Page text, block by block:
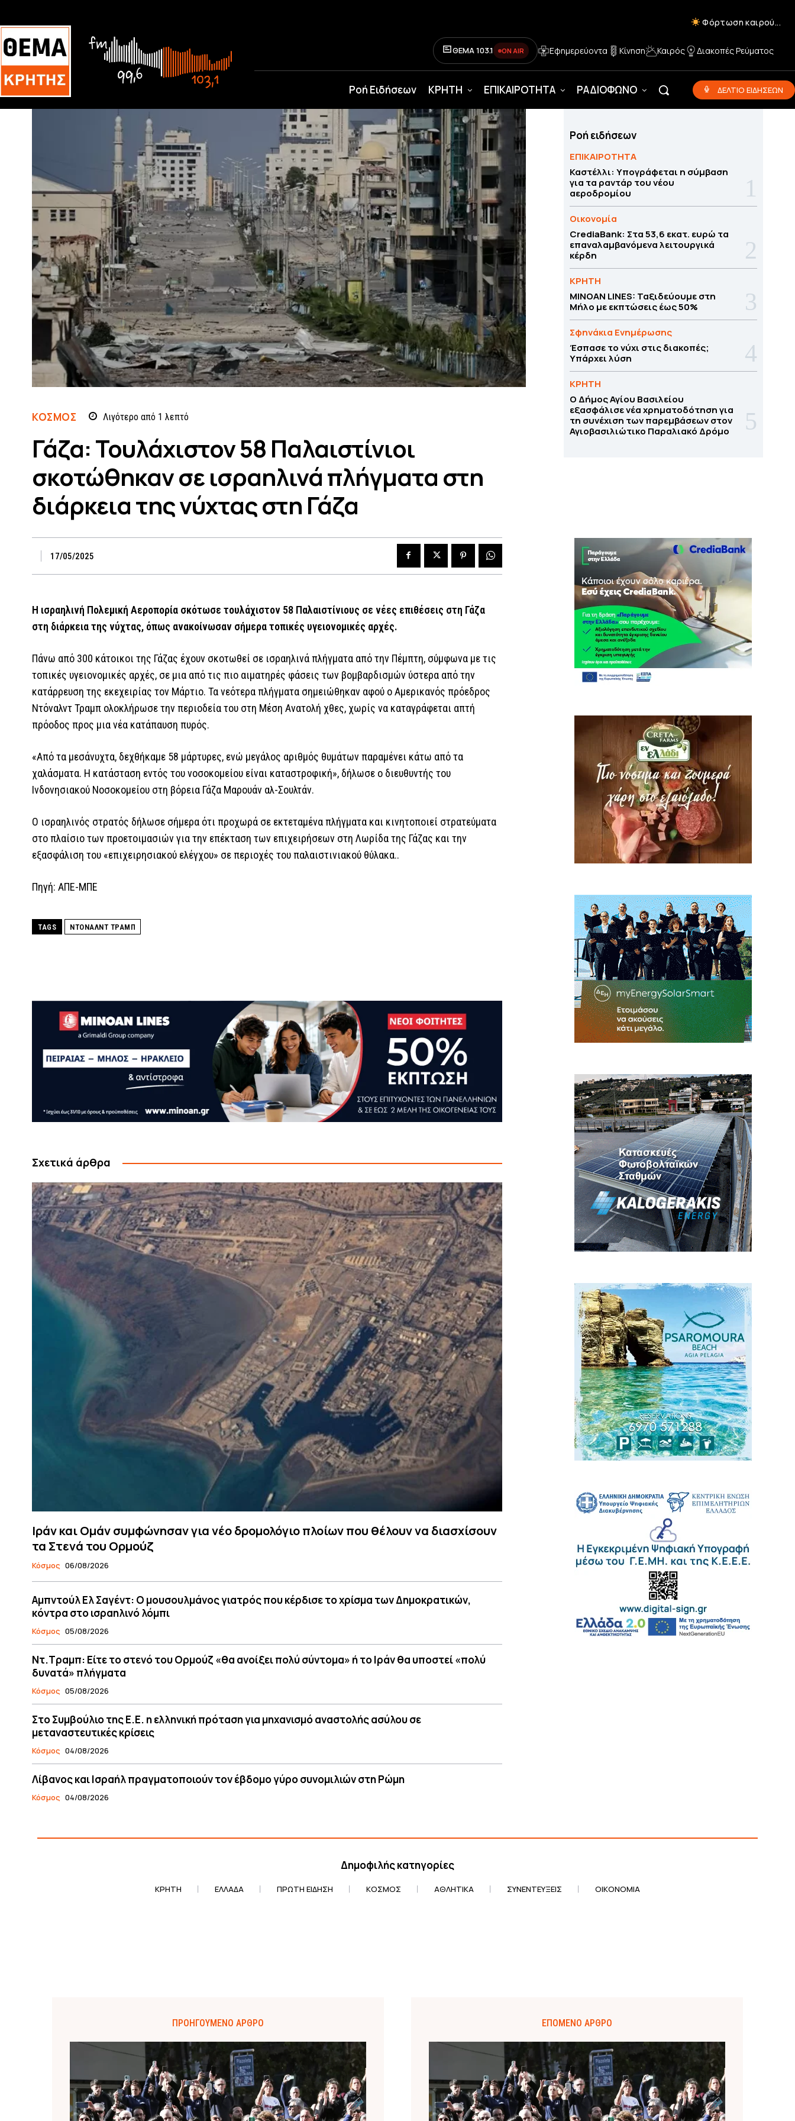
Φόρτωση καιρού...
ΘΕΜΑ 103.1 ON AIR Εφημερεύοντα Κίνηση Καιρός Διακοπές Ρεύματος
Ροή Ειδήσεων ΚΡΗΤΗ ΕΠΙΚΑΙΡΟΤΗΤΑ ΡΑΔΙΟΦΩΝΟ ΔΕΛΤΙΟ ΕΙΔΗΣΕΩΝ
ΚΌΣΜΟΣ Λιγότερο από 1 λεπτό
Γάζα: Τουλάχιστον 58 Παλαιστίνιοι
σκοτώθηκαν σε ισραηλινά πλήγματα στη
διάρκεια της νύχτας στη Γάζα
17/05/2025
Η ισραηλινή Πολεμική Αεροπορία σκότωσε τουλάχιστον 58 Παλαιστίνιους σε νέες επιθέσεις στη Γάζα
στη διάρκεια της νύχτας, όπως ανακοίνωσαν σήμερα τοπικές υγειονομικές αρχές.
Πάνω από 300 κάτοικοι της Γάζας έχουν σκοτωθεί σε ισραηλινά πλήγματα από την Πέμπτη, σύμφωνα με τις
τοπικές υγειονομικές αρχές, σε μια από τις πιο αιματηρές φάσεις των βομβαρδισμών ύστερα από την
κατάρρευση της εκεχειρίας τον Μάρτιο. Τα νεότερα πλήγματα σημειώθηκαν αφού ο Αμερικανός πρόεδρος
Ντόναλντ Τραμπ ολοκλήρωσε την περιοδεία του στη Μέση Ανατολή χθες, χωρίς να καταγράφεται απτή
πρόοδος προς μια νέα κατάπαυση πυρός.
«Από τα μεσάνυχτα, δεχθήκαμε 58 μάρτυρες, ενώ μεγάλος αριθμός θυμάτων παραμένει κάτω από τα
χαλάσματα. Η κατάσταση εντός του νοσοκομείου είναι καταστροφική», δήλωσε ο διευθυντής του
Ινδονησιακού Νοσοκομείου στη βόρεια Γάζα Μαρουάν αλ-Σουλτάν.
Ο ισραηλινός στρατός δήλωσε σήμερα ότι προχωρά σε εκτεταμένα πλήγματα και κινητοποιεί στρατεύματα
στο πλαίσιο των προετοιμασιών για την επέκταση των επιχειρήσεων στη Λωρίδα της Γάζας και την
εξασφάλιση του «επιχειρησιακού ελέγχου» σε περιοχές του παλαιστινιακού θύλακα..
Πηγή: ΑΠΕ-ΜΠΕ
TAGS ΝΤΟΝΑΛΝΤ ΤΡΑΜΠ
Σχετικά άρθρα
Ιράν και Ομάν συμφώνησαν για νέο δρομολόγιο πλοίων που θέλουν να διασχίσουν
τα Στενά του Ορμούζ
Κόσμος 06/08/2026
Αμπντούλ Ελ Σαγέντ: Ο μουσουλμάνος γιατρός που κέρδισε το χρίσμα των Δημοκρατικών,
κόντρα στο ισραηλινό λόμπι
Κόσμος 05/08/2026
Ντ.Τραμπ: Είτε το στενό του Ορμούζ «θα ανοίξει πολύ σύντομα» ή το Ιράν θα υποστεί «πολύ
δυνατά» πλήγματα
Κόσμος 05/08/2026
Στο Συμβούλιο της Ε.Ε. η ελληνική πρόταση για μηχανισμό αναστολής ασύλου σε
μεταναστευτικές κρίσεις
Κόσμος 04/08/2026
Λίβανος και Ισραήλ πραγματοποιούν τον έβδομο γύρο συνομιλιών στη Ρώμη
Κόσμος 04/08/2026
Ροή ειδήσεων
ΕΠΙΚΑΙΡΟΤΗΤΑ
Καστέλλι: Υπογράφεται η σύμβαση
για τα ραντάρ του νέου
αεροδρομίου
Οικονομία
CrediaBank: Στα 53,6 εκατ. ευρώ τα
επαναλαμβανόμενα λειτουργικά
κέρδη
ΚΡΗΤΗ
MINOAN LINES: Ταξιδεύουμε στη
Μήλο με εκπτώσεις έως 50%
Σφηνάκια Ενημέρωσης
Έσπασε το νύχι στις διακοπές;
Υπάρχει λύση
ΚΡΗΤΗ
O Δήμος Αγίου Βασιλείου
εξασφάλισε νέα χρηματοδότηση για
τη συνέχιση των παρεμβάσεων στον
Αγιοβασιλιώτικο Παραλιακό Δρόμο
Δημοφιλής κατηγορίες
ΚΡΗΤΗ ΕΛΛΆΔΑ ΠΡΏΤΗ ΕΊΔΗΣΗ ΚΌΣΜΟΣ ΑΘΛΗΤΙΚΆ ΣΥΝΕΝΤΕΎΞΕΙΣ ΟΙΚΟΝΟΜΊΑ
ΠΡΟΗΓΟΎΜΕΝΟ ΆΡΘΡΟ ΕΠΌΜΕΝΟ ΆΡΘΡΟ